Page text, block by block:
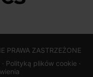
PRAWA ZASTRZEŻONE
· Polityką plików cookie ·